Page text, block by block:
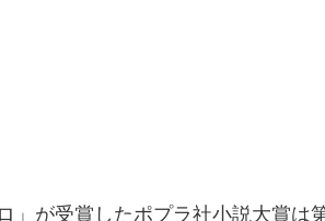
」が受賞したポプラ社小説大賞